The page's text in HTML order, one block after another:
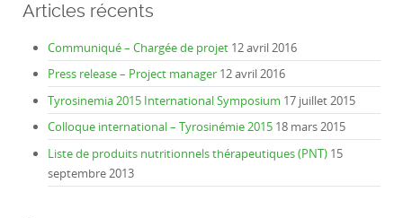
Articles récents
Communiqué – Chargée de projet 12 avril 2016
Press release – Project manager 12 avril 2016
Tyrosinemia 2015 International Symposium 17 juillet 2015
Colloque international – Tyrosinémie 2015 18 mars 2015
Liste de produits nutritionnels thérapeutiques (PNT) 15
septembre 2013